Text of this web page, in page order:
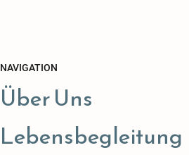
NAVIGATION
Über Uns
Lebensbegleitung